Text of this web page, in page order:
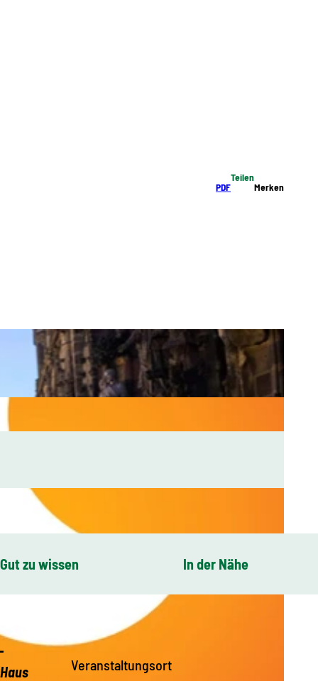
PDF
Teilen
Merken
Gut zu wissen In der Nähe
Veranstaltungsort